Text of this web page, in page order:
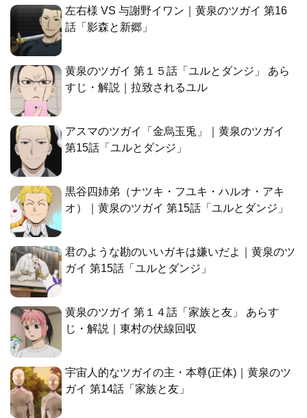
左右様 VS 与謝野イワン｜黄泉のツガイ 第16
話「影森と新郷」
黄泉のツガイ 第１５話「ユルとダンジ」 あら
すじ・解説｜拉致されるユル
アスマのツガイ「金烏玉兎」｜黄泉のツガイ
第15話「ユルとダンジ」
黒谷四姉弟（ナツキ・フユキ・ハルオ・アキ
オ）｜黄泉のツガイ 第15話「ユルとダンジ」
君のような勘のいいガキは嫌いだよ｜黄泉のツ
ガイ 第15話「ユルとダンジ」
黄泉のツガイ 第１４話「家族と友」 あらす
じ・解説｜東村の伏線回収
宇宙人的なツガイの主・本尊(正体)｜黄泉のツ
ガイ 第14話「家族と友」